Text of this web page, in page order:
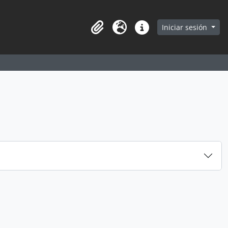
in browse page
Portapapeles
Idioma Enlaces rápidos
Iniciar sesión